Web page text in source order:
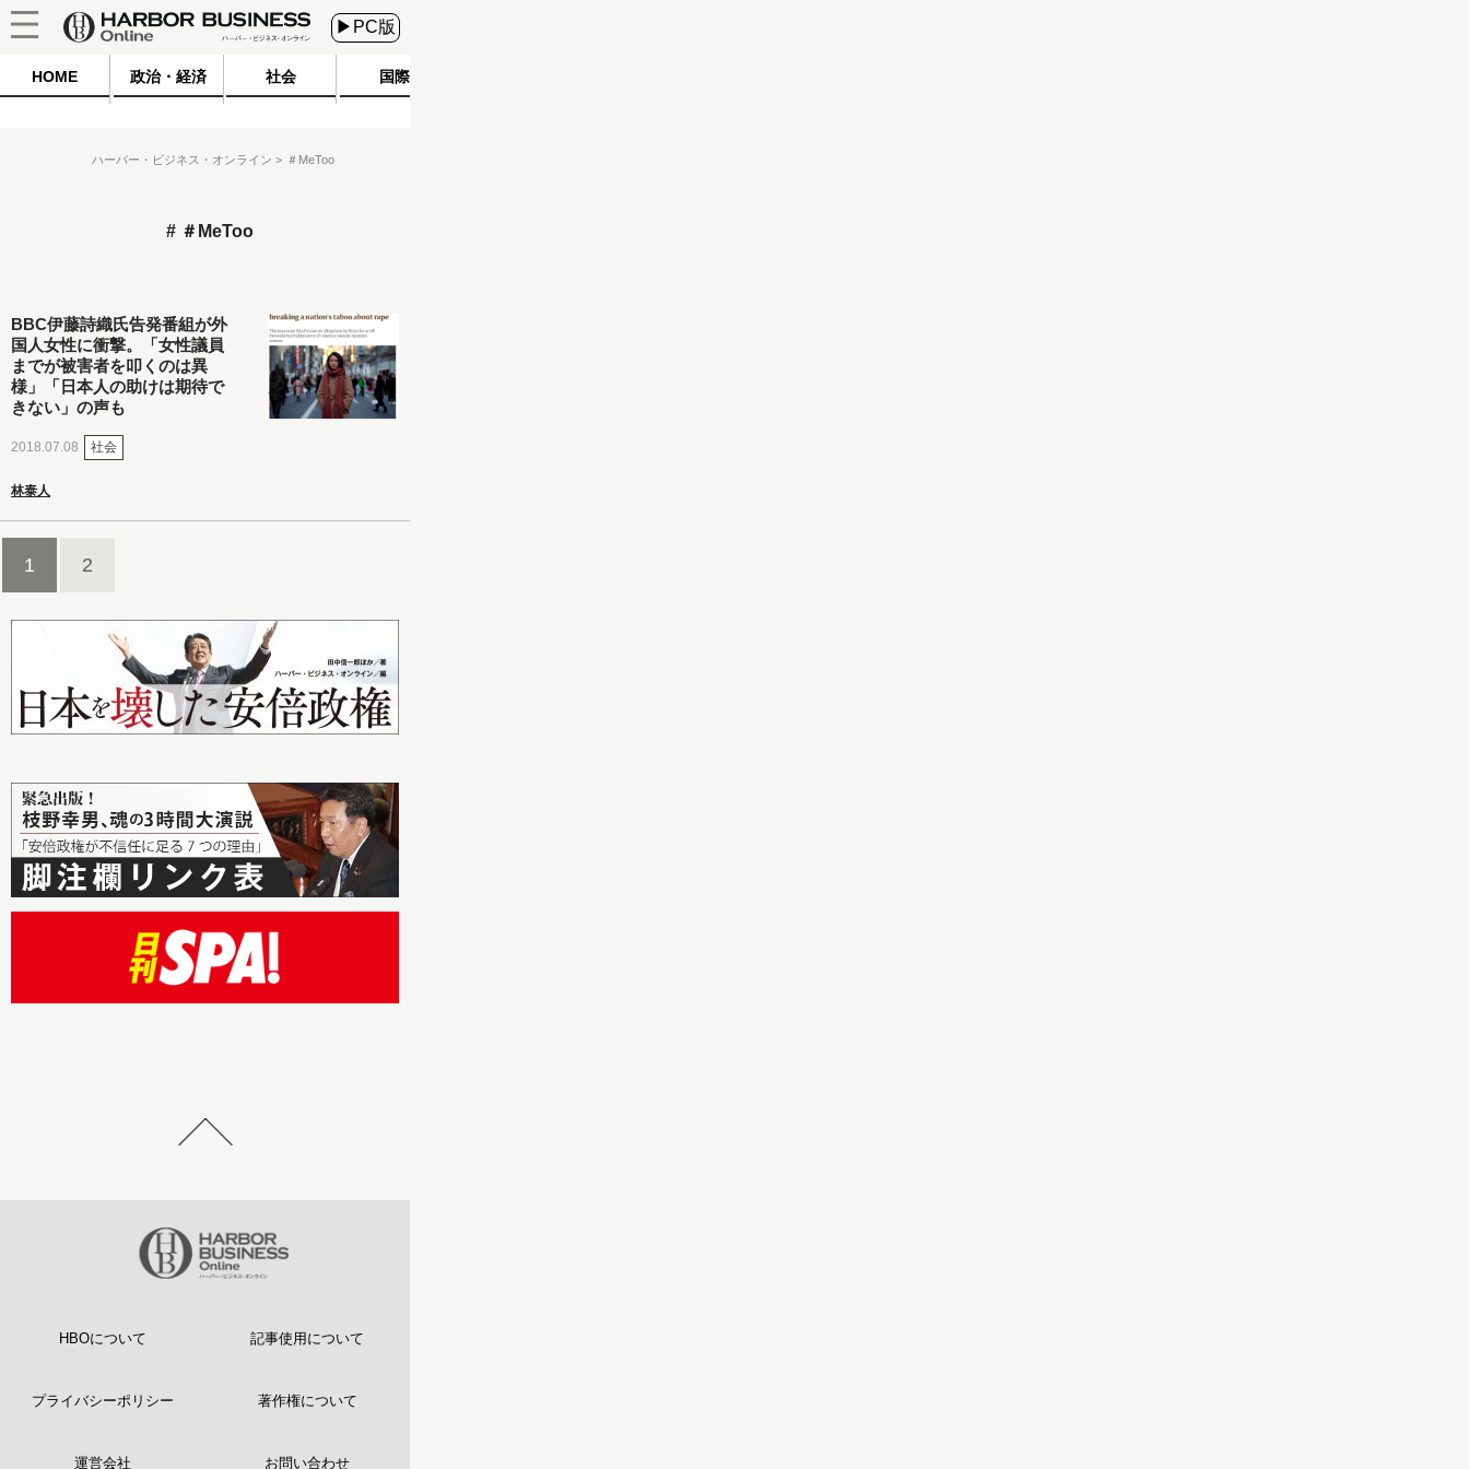
▶PC版
HOME 政治・経済 社会 国際
ハーバー・ビジネス・オンライン ＃MeToo
＃MeToo
BBC伊藤詩織氏告発番組が外
国人女性に衝撃。「女性議員
までが被害者を叩くのは異
様」「日本人の助けは期待で
きない」の声も
2018.07.08 社会
林泰人
1 2
HBOについて 記事使用について
プライバシーポリシー 著作権について
運営会社 お問い合わせ